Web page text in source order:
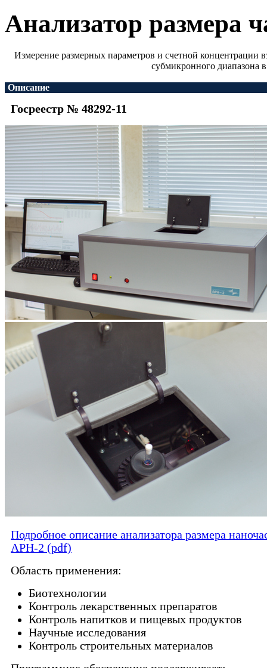
Анализатор размера
Измерение размерных параметров и счетной концентрации
субмикронного диапазона
Описание
Госреестр № 48292-11
Подробное описание анализатора размера
АРН-2 (pdf)
Область применения:
Биотехнологии
Контроль лекарственных препаратов
Контроль напитков и пищевых продуктов
Научные исследования
Контроль строительных материалов